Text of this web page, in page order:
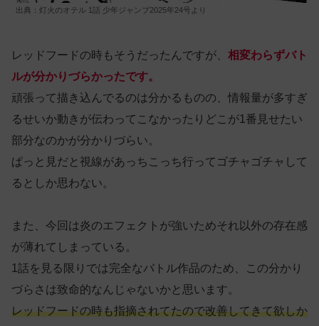
出典：灯火のオテル 1話 少年ジャンプ2025年24号より
レッドフードの時もそうだったんですが、 相変わらずバト
ルが分かりづらかったです。
頑張って描き込んでるのは分かるものの、情報量が多すぎ
るせいか動きが伝わってこなかったりどこが1番見せたい
部分なのかが分かりづらい。
ぱっと見だと視線があっちこっち行ってゴチャゴチャして
るとしか思わない。
また、今回は炎のエフェクトが強いためそれ以外の存在感
が薄れてしまっている。
1話を見る限りでは完全なバトル作品のため、この分かり
づらさは致命的なんじゃないかと思います。
レッドフードの時も指摘されてたので改善してきて欲しか